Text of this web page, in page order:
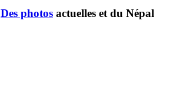
Des photos actuelles et du Népal